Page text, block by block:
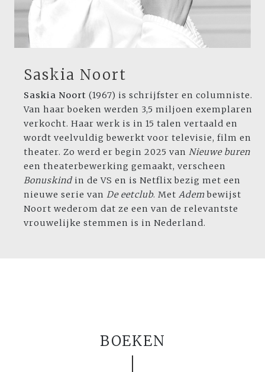
Saskia Noort
Saskia Noort (1967) is schrijfster en columniste.
Van haar boeken werden 3,5 miljoen exemplaren
verkocht. Haar werk is in 15 talen vertaald en
wordt veelvuldig bewerkt voor televisie, film en
theater. Zo werd er begin 2025 van Nieuwe buren
een theaterbewerking gemaakt, verscheen
Bonuskind in de VS en is Netflix bezig met een
nieuwe serie van De eetclub. Met Adembewijst
Noort wederom dat ze een van de relevantste
vrouwelijke stemmen is in Nederland.
BOEKEN